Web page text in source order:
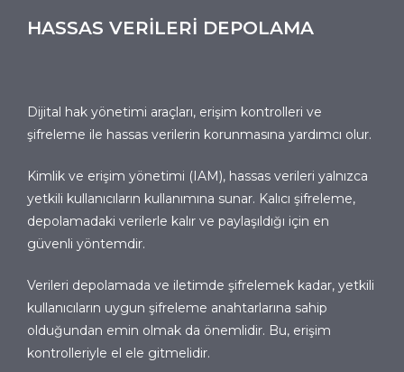
HASSAS VERİLERİ DEPOLAMA
Dijital hak yönetimi araçları, erişim kontrolleri ve
şifreleme ile hassas verilerin korunmasına yardımcı olur.
Kimlik ve erişim yönetimi (IAM), hassas verileri yalnızca
yetkili kullanıcıların kullanımına sunar. Kalıcı şifreleme,
depolamadaki verilerle kalır ve paylaşıldığı için en
güvenli yöntemdir.
Verileri depolamada ve iletimde şifrelemek kadar, yetkili
kullanıcıların uygun şifreleme anahtarlarına sahip
olduğundan emin olmak da önemlidir. Bu, erişim
kontrolleriyle el ele gitmelidir.